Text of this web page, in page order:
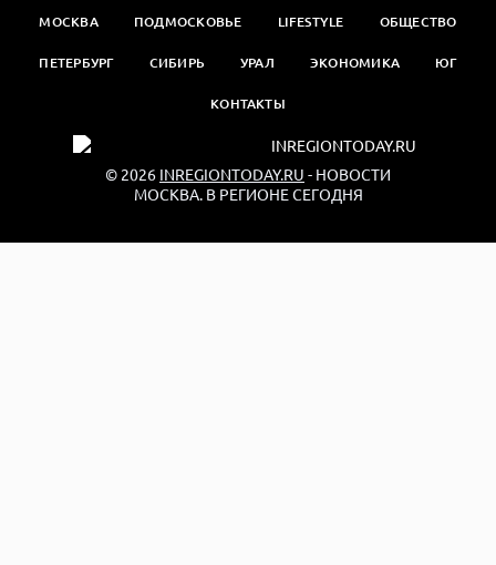
МОСКВА ПОДМОСКОВЬЕ LIFESTYLE ОБЩЕСТВО
ПЕТЕРБУРГ СИБИРЬ УРАЛ ЭКОНОМИКА ЮГ
КОНТАКТЫ
© 2026 INREGIONTODAY.RU - НОВОСТИ
МОСКВА. В РЕГИОНЕ СЕГОДНЯ